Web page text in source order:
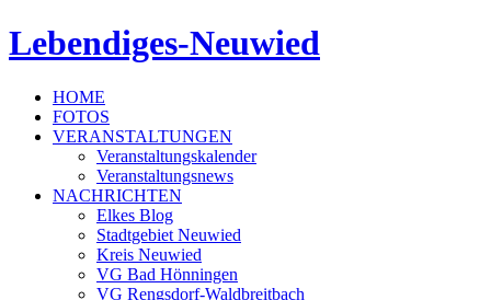
Lebendiges-Neuwied
HOME
FOTOS
VERANSTALTUNGEN
Veranstaltungskalender
Veranstaltungsnews
NACHRICHTEN
Elkes Blog
Stadtgebiet Neuwied
Kreis Neuwied
VG Bad Hönningen
VG Rengsdorf-Waldbreitbach